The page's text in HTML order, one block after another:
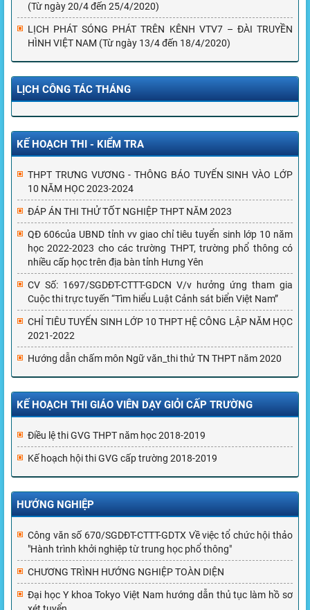
(Từ ngày 20/4 đến 25/4/2020)
LỊCH PHÁT SÓNG PHÁT TRÊN KÊNH VTV7 – ĐÀI TRUYỀN
HÌNH VIỆT NAM (Từ ngày 13/4 đến 18/4/2020)
LỊCH CÔNG TÁC THÁNG
KẾ HOẠCH THI - KIỂM TRA
THPT TRƯNG VƯƠNG - THÔNG BÁO TUYỂN SINH VÀO LỚP
10 NĂM HỌC 2023-2024
ĐÁP ÁN THI THỬ TỐT NGHIỆP THPT NĂM 2023
QĐ 606của UBND tỉnh vv giao chỉ tiêu tuyển sinh lớp 10 năm
học 2022-2023 cho các trường THPT, trường phổ thông có
nhiều cấp học trên địa bàn tỉnh Hưng Yên
CV Số: 1697/SGDĐT-CTTT-GDCN V/v hưởng ứng tham gia
Cuộc thi trực tuyến “Tìm hiểu Luật Cảnh sát biển Việt Nam”
CHỈ TIÊU TUYỂN SINH LỚP 10 THPT HỆ CÔNG LẬP NĂM HỌC
2021-2022
Hướng dẫn chấm môn Ngữ văn_thi thử TN THPT năm 2020
KẾ HOẠCH THI GIÁO VIÊN DẠY GIỎI CẤP TRƯỜNG
Điều lệ thi GVG THPT năm học 2018-2019
Kế hoạch hội thi GVG cấp trường 2018-2019
HƯỚNG NGHIỆP
Công văn số 670/SGDĐT-CTTT-GDTX Về việc tổ chức hội thảo
"Hành trình khởi nghiệp từ trung học phổ thông"
CHƯƠNG TRÌNH HƯỚNG NGHIỆP TOÀN DIỆN
Đại học Y khoa Tokyo Việt Nam hướng dẫn thủ tục làm hồ sơ